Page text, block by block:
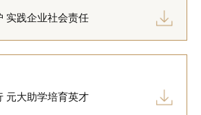
实践企业社会责任
元大助学培育英才